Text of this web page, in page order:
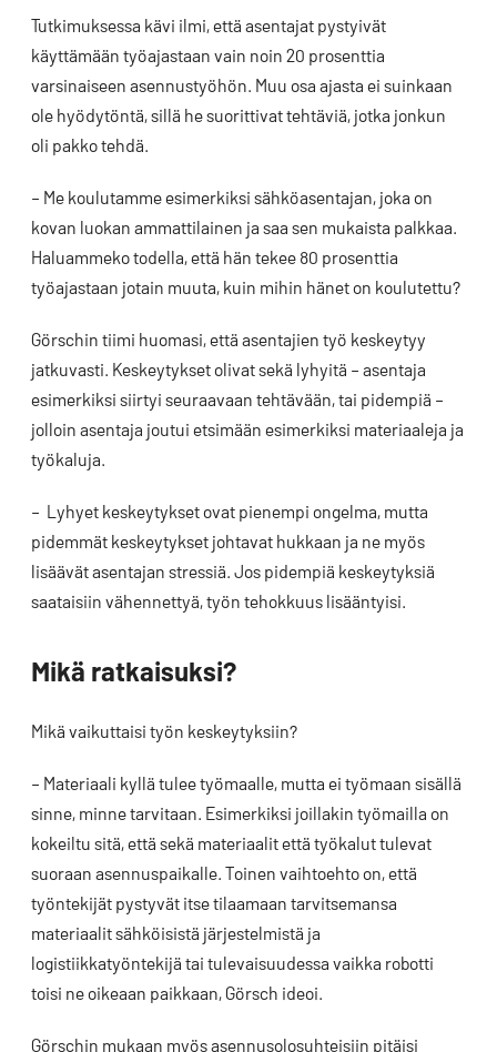
Tutkimuksessa kävi ilmi, että asentajat pystyivät
käyttämään työajastaan vain noin 20 prosenttia
varsinaiseen asennustyöhön. Muu osa ajasta ei suinkaan
ole hyödytöntä, sillä he suorittivat tehtäviä, jotka jonkun
oli pakko tehdä.
– Me koulutamme esimerkiksi sähköasentajan, joka on
kovan luokan ammattilainen ja saa sen mukaista palkkaa.
Haluammeko todella, että hän tekee 80 prosenttia
työajastaan jotain muuta, kuin mihin hänet on koulutettu?
Görschin tiimi huomasi, että asentajien työ keskeytyy
jatkuvasti. Keskeytykset olivat sekä lyhyitä – asentaja
esimerkiksi siirtyi seuraavaan tehtävään, tai pidempiä –
jolloin asentaja joutui etsimään esimerkiksi materiaaleja ja
työkaluja.
– Lyhyet keskeytykset ovat pienempi ongelma, mutta
pidemmät keskeytykset johtavat hukkaan ja ne myös
lisäävät asentajan stressiä. Jos pidempiä keskeytyksiä
saataisiin vähennettyä, työn tehokkuus lisääntyisi.
Mikä ratkaisuksi?
Mikä vaikuttaisi työn keskeytyksiin?
– Materiaali kyllä tulee työmaalle, mutta ei työmaan sisällä
sinne, minne tarvitaan. Esimerkiksi joillakin työmailla on
kokeiltu sitä, että sekä materiaalit että työkalut tulevat
suoraan asennuspaikalle. Toinen vaihtoehto on, että
työntekijät pystyvät itse tilaamaan tarvitsemansa
materiaalit sähköisistä järjestelmistä ja
logistiikkatyöntekijä tai tulevaisuudessa vaikka robotti
toisi ne oikeaan paikkaan, Görsch ideoi.
Görschin mukaan myös asennusolosuhteisiin pitäisi